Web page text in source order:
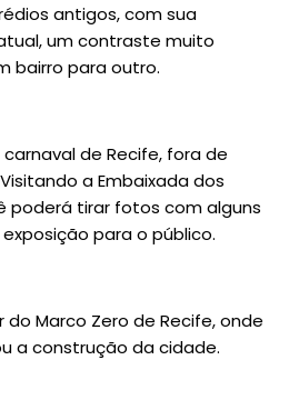
antigos, com sua
um contraste muito
bairro para outro.
de Recife, fora de
a Embaixada dos
poderá tirar fotos com alguns
para o público.
Marco Zero de Recife, onde
a construção da cidade.